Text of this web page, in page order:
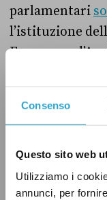
Consenso
Questo sito web
Utilizziamo i
annunci, per
parlamentari
l’istituzione
Francesco
Moderati sono
I costi